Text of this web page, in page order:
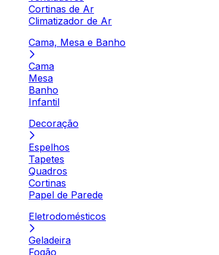
Cortinas de Ar
Climatizador de Ar
Cama, Mesa e Banho
Cama
Mesa
Banho
Infantil
Decoração
Espelhos
Tapetes
Quadros
Cortinas
Papel de Parede
Eletrodomésticos
Geladeira
Fogão